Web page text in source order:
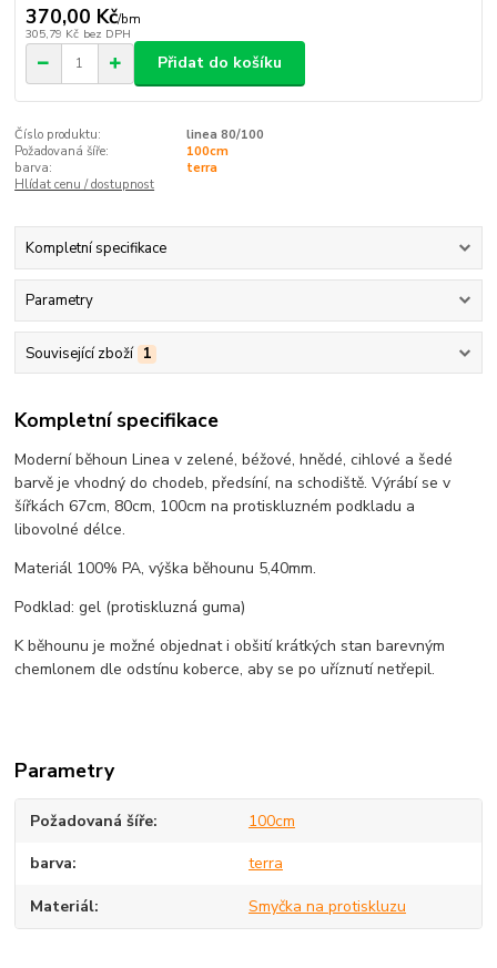
370,00 Kč/bm
305,79 Kč bez DPH
Přidat do košíku
Číslo produktu:
linea 80/100
Požadovaná šíře:
100cm
barva:
terra
Hlídat cenu / dostupnost
Kompletní specifikace
Parametry
Související zboží 1
Kompletní specifikace
Moderní běhoun Linea v zelené, béžové, hnědé, cihlové a šedé
barvě je vhodný do chodeb, předsíní, na schodiště. Výrábí se v
šířkách 67cm, 80cm, 100cm na protiskluzném podkladu a
libovolné délce.
Materiál 100% PA, výška běhounu 5,40mm.
Podklad: gel (protiskluzná guma)
K běhounu je možné objednat i obšití krátkých stan barevným
chemlonem dle odstínu koberce, aby se po uříznutí netřepil.
Parametry
Požadovaná šíře 100cm
barva terra
Materiál Smyčka na protiskluzu